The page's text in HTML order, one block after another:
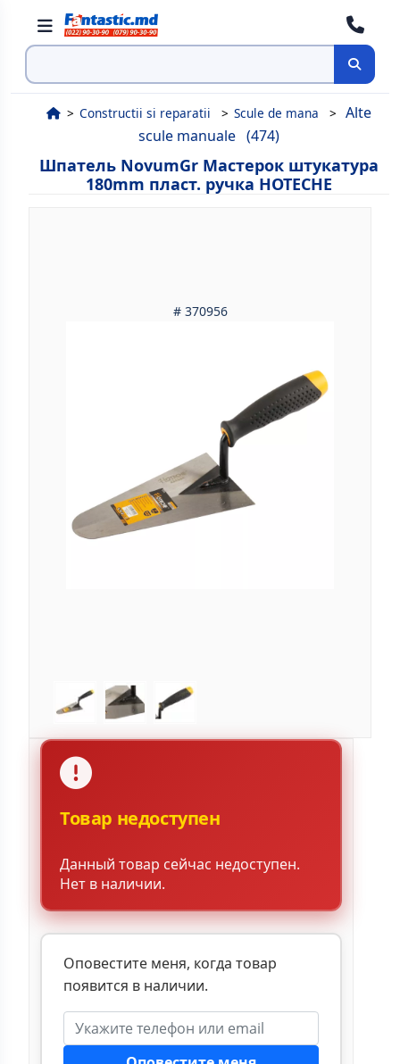
Поиск
Constructii si reparatii Scule de mana
Alte
scule manuale (474)
Шпатель NovumGr Мастерок штукатура
180mm пласт. ручка HOTECHE
# 370956
Товар недоступен
Данный товар сейчас недоступен.
Нет в наличии.
Оповестите меня, когда товар
появится в наличии.